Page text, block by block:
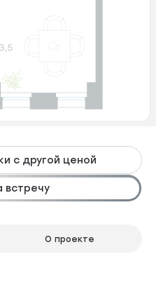
с другой ценой
встречу
О проекте